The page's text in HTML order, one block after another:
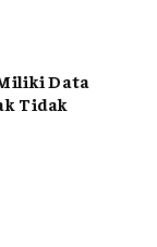
Data
Tidak